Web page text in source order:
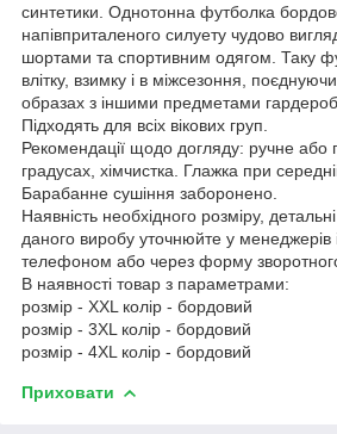
синтетики. Однотонна футболка
напівприталеного силуету чудово
шортами та спортивним одягом. Таку
влітку, взимку і в міжсезоння,
образах з іншими предметами
Підходять для всіх вікових груп.
Рекомендації щодо догляду: ручне або
градусах, хімчистка. Глажка при
Барабанне сушіння заборонено.
Наявність необхідного розміру,
даного виробу уточнюйте у менеджерів
телефоном або через форму зворотного
В наявності товар з параметрами:
розмір - XXL колір - бордовий
розмір - 3XL колір - бордовий
розмір - 4XL колір - бордовий
Приховати